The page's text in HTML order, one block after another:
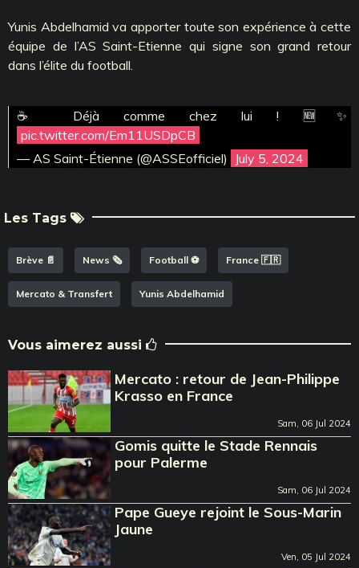
Yunis Abdelhamid va apporter toute son expérience à cette
équipe de l’AS Saint-Etienne qui signe son grand retour
dans l’élite du football.
☕️ Déjà comme chez lui ! 🆕✨
pic.twitter.com/Em11USDpCB
— AS Saint-Étienne (@ASSEofficiel)
July 5, 2024
Les Tags
Brève 📄 News 🗞️ Football ⚽️ France 🇫🇷
Mercato & Transfert Yunis Abdelhamid
Vous aimerez aussi
Mercato : retour de Jean-Philippe
Krasso en France
Sam, 06 Jul 2024
Gomis quitte le Stade Rennais
pour Palerme
Sam, 06 Jul 2024
Pape Gueye rejoint le Sous-Marin
Jaune
Ven, 05 Jul 2024